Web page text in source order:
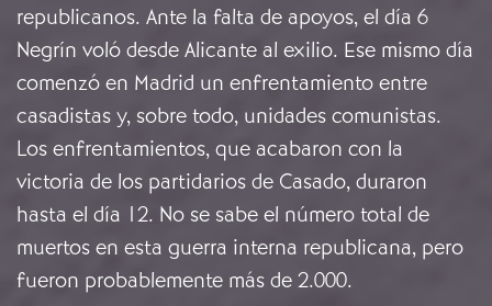
republicanos. Ante la falta de apoyos, el día 6
Negrín voló desde Alicante al exilio. Ese mismo día
comenzó en Madrid un enfrentamiento entre
casadistas y, sobre todo, unidades comunistas.
Los enfrentamientos, que acabaron con la
victoria de los partidarios de Casado, duraron
hasta el día 12. No se sabe el número total de
muertos en esta guerra interna republicana, pero
fueron probablemente más de 2.000.